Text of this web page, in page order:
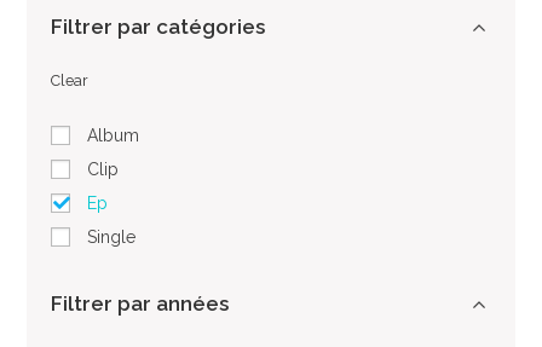
Filtrer par catégories
Clear
Album
Clip
Ep
Single
Filtrer par années